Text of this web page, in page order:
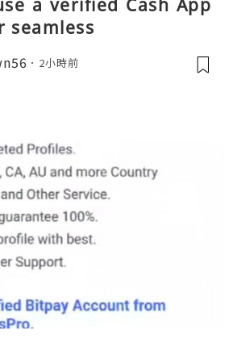
a verified Cash App
seamless
2小時前